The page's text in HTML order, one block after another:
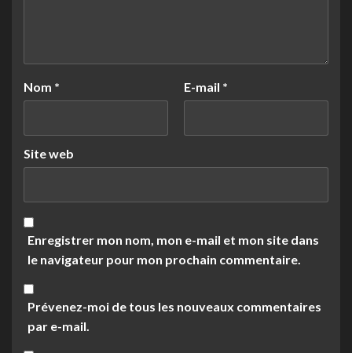
Nom * E-mail *
Site web
Enregistrer mon nom, mon e-mail et mon site dans
le navigateur pour mon prochain commentaire.
Prévenez-moi de tous les nouveaux commentaires
par e-mail.